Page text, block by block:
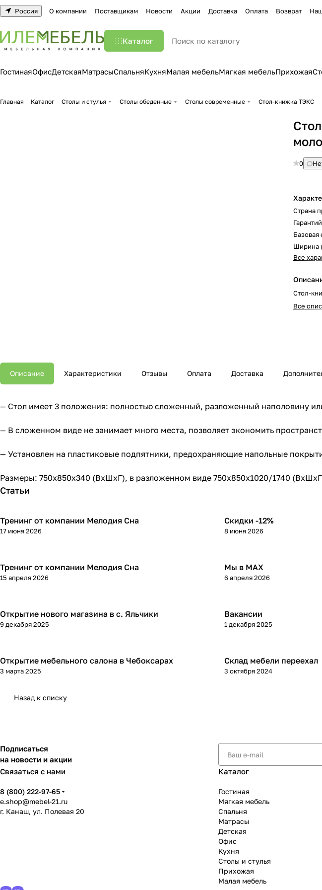
Россия О компании Поставщикам Новости Акции Доставка Оплата Возврат
Каталог
ГостинаяОфисДетскаяМатрасыСпальняКухняМалая мебельМягкая мебельПрихожая
Главная Каталог Столы и стулья Столы обеденные Столы современные Стол-книжка ТЭКС
0
Страна
Базовая
Ширина
Все
Стол-
Все
Описание Характеристики Отзывы Оплата Доставка
— Стол имеет 3 положения: полностью сложенный, разложенный наполовину
— В сложенном виде не занимает много места, позволяет экономить
— Установлен на пластиковые подпятники, предохраняющие напольные
Размеры: 750х850х340 (ВхШхГ), в разложенном виде 750х850х1020/1740
Статьи
Тренинг от компании Мелодия Сна
17 июня 2026
Скидки -12%
8 июня 2026
Тренинг от компании Мелодия Сна
15 апреля 2026
Мы в МАХ
6 апреля 2026
Открытие нового магазина в с. Яльчики
9 декабря 2025
Вакансии
1 декабря 2025
Открытие мебельного салона в Чебоксарах
3 марта 2025
Склад мебели переехал
3 октября 2024
Назад к списку
Подписаться
на новости и акции
Связаться с нами
8 (800) 222-97-65
e.shop@mebel-21.ru
г. Канаш, ул. Полевая 20
Каталог
Гостиная
Мягкая мебель
Спальня
Матрасы
Детская
Офис
Кухня
Столы и стулья
Прихожая
Малая мебель